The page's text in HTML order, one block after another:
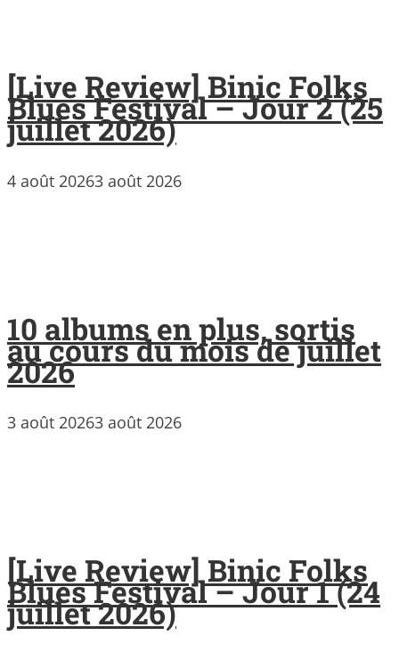
[Live Review] Binic Folks
Blues Festival – Jour 2 (25
juillet 2026)
4 août 20263 août 2026
10 albums en plus, sortis
au cours du mois de juillet
2026
3 août 20263 août 2026
[Live Review] Binic Folks
Blues Festival – Jour 1 (24
juillet 2026)